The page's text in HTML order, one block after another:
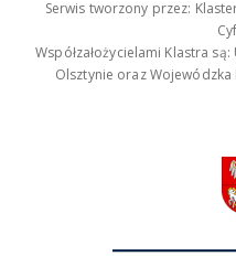
Serwis tworzony przez:
Współzałożycielami Klastra
Olsztynie oraz